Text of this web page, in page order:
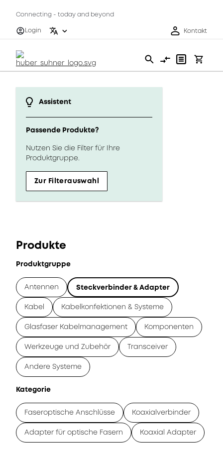
Connecting - today and beyond
Login
Kontakt
Assistent
Passende Produkte?
Nutzen Sie die Filter für Ihre
Produktgruppe.
Zur Filterauswahl
Produkte
Produktgruppe
Antennen Steckverbinder & Adapter
Kabel Kabelkonfektionen & Systeme
Glasfaser Kabelmanagement Komponenten
Werkzeuge und Zubehör Transceiver
Andere Systeme
Kategorie
Faseroptische Anschlüsse Koaxialverbinder
Adapter für optische Fasern Koaxial Adapter